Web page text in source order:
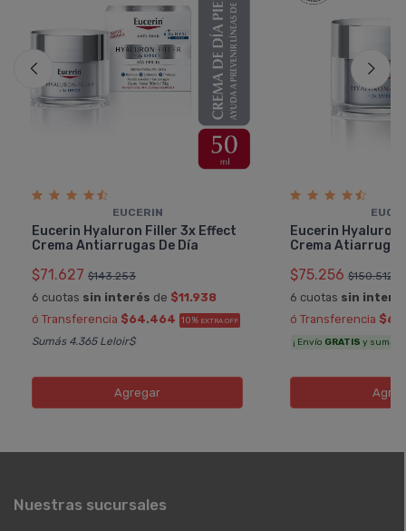
EUCERIN
Eucerin Hyaluron Filler 3x Effect
Crema Antiarrugas De Dí­a
$71.627 $143.253
6 cuotas sin interés de $11.938
ó Transferencia $64.464 10% EXTRA OFF
Sumás 4.365 Leloir$
Agregar
Eucerin Hyaluron
Crema Atiarrugas
$75.256 $150.512
6 cuotas sin
ó Transferencia
¡ Envío GRATIS y sumás
Nuestras sucursales